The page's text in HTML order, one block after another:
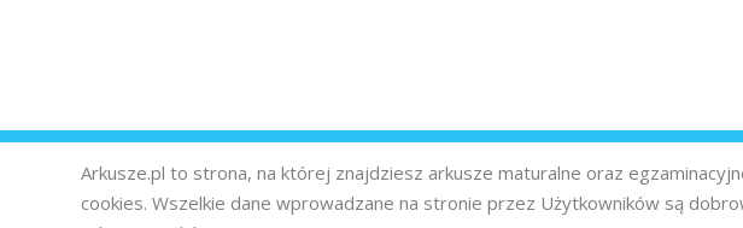
Arkusze.pl to strona, na której znajdziesz arkusze maturalne oraz
cookies. Wszelkie dane wprowadzane na stronie przez Użytkowników są